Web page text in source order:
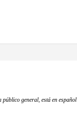
general, está en español